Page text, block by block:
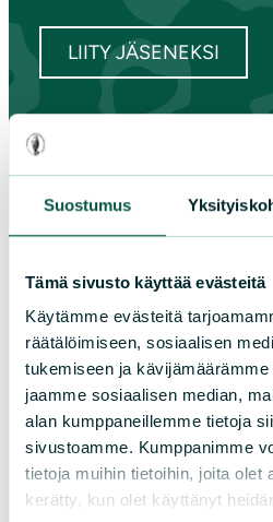
Suostumus
Tämä sivusto käyttää evästeitä
Käytämme evästeitä
räätälöimiseen, sosiaalisen
tukemiseen ja
jaamme sosiaalisen median,
alan kumppaneillemme tietoja
sivustoamme. Kumppanimme
tietoja muihin tietoihin, joita olet
kerätty, kun olet käyttänyt
LIITY JÄSENEKSI
Suomen
piirit
Etelä-Häme
Etelä-Savo
Kainuu
Keski-Suomi
Kymenlaakso
Lappi
Pirkanmaa
Pohjanmaa
Pohjois-Karjala